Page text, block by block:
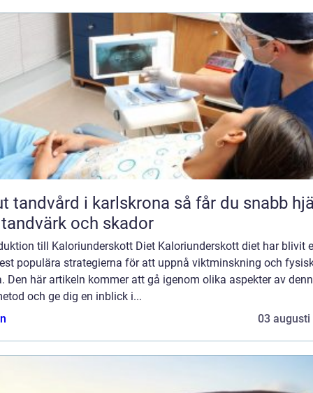
i karlskrona så får du snabb hjälp
och skador
till Kaloriunderskott Diet Kaloriunderskott diet har blivit
populära strategierna för att uppnå viktminskning och
Den här artikeln kommer att gå igenom olika aspekter av
och ge dig en inblick i...
03 augusti